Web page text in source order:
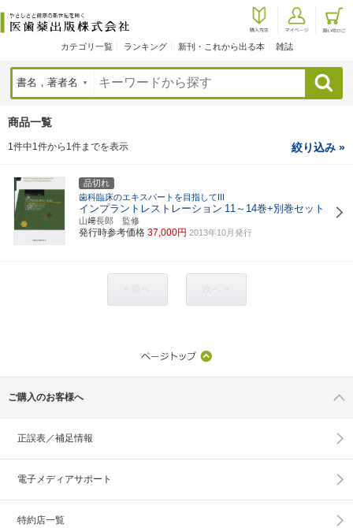
カテゴリ一覧 ランキング 新刊・これから出る本 雑誌
検索
商品一覧
1件中1件から1件までを表示 絞り込み »
品切れ
歯科臨床のエキスパートを目指してIII
インプラントレストレーション 11～14巻+別巻セット
山﨑長郎 監修
発行時参考価格 37,000円 2013年10月発行
ご購入のお客様へ
正誤表／補足情報
電子メディアサポート
特約店一覧